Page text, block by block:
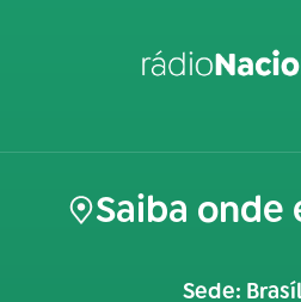
Saiba onde
Sede: